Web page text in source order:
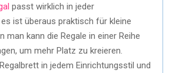
passt wirklich in jeder
ist überaus praktisch für kleine
man kann die Regale in einer Reihe
um mehr Platz zu kreieren.
in jedem Einrichtungsstil und